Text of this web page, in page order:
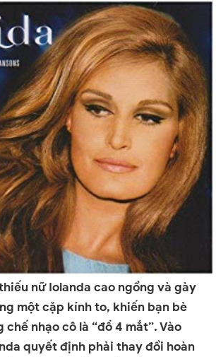
nữ Iolanda cao ngổng và gày
một cặp kính to, khiến bạn bè
nhạo cô là “đồ 4 mắt”. Vào
quyết định phải thay đổi hoàn